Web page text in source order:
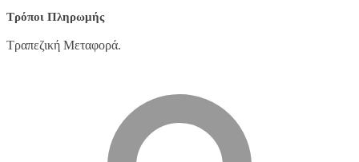
Τρόποι Πληρωμής
Τραπεζική Μεταφορά.